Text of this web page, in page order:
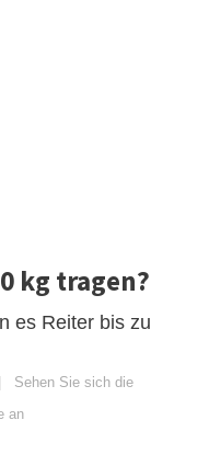
kg tragen?
es Reiter bis zu
Sehen Sie sich die
an